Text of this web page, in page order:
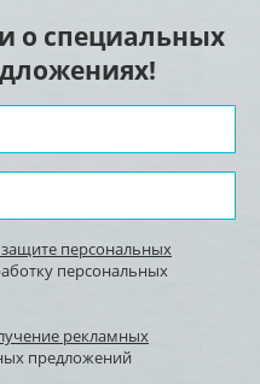
о специальных
персональных
персональных
рекламных
предложений